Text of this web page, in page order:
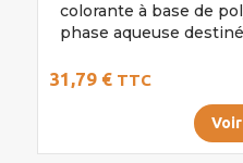
colorante à base de
phase aqueuse
31,79 € TTC